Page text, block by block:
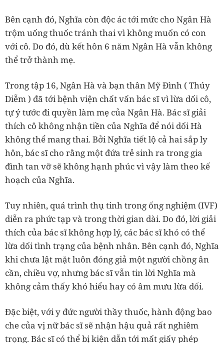
Bên cạnh đó, Nghĩa còn độc ác tới mức cho Ngân Hà
trộm uống thuốc tránh thai vì không muốn có con
với cô. Do đó, dù kết hôn 6 năm Ngân Hà vẫn không
thể trở thành mẹ.
Trong tập 16, Ngân Hà và bạn thân Mỹ Đình ( Thúy
Diễm ) đã tới bệnh viện chất vấn bác sĩ vì lừa dối cô,
tự ý tước đi quyền làm mẹ của Ngân Hà. Bác sĩ giải
thích cô không nhận tiền của Nghĩa để nói dối Hà
không thể mang thai. Bởi Nghĩa tiết lộ cả hai sắp ly
hôn, bác sĩ cho rằng một đứa trẻ sinh ra trong gia
đình tan vỡ sẽ không hạnh phúc vì vậy làm theo kế
hoạch của Nghĩa.
Tuy nhiên, quá trình thụ tinh trong ống nghiệm (IVF)
diễn ra phức tạp và trong thời gian dài. Do đó, lời giải
thích của bác sĩ không hợp lý, các bác sĩ khó có thể
lừa dối tình trạng của bệnh nhân. Bên cạnh đó, Nghĩa
khi chưa lật mặt luôn đóng giả một người chồng ân
cần, chiều vợ, nhưng bác sĩ vẫn tin lời Nghĩa mà
không cảm thấy khó hiểu hay có âm mưu lừa dối.
Đặc biệt, với y đức người thầy thuốc, hành động bao
che của vị nữ bác sĩ sẽ nhận hậu quả rất nghiêm
trọng. Bác sĩ có thể bị kiện dẫn tới mất giấy phép